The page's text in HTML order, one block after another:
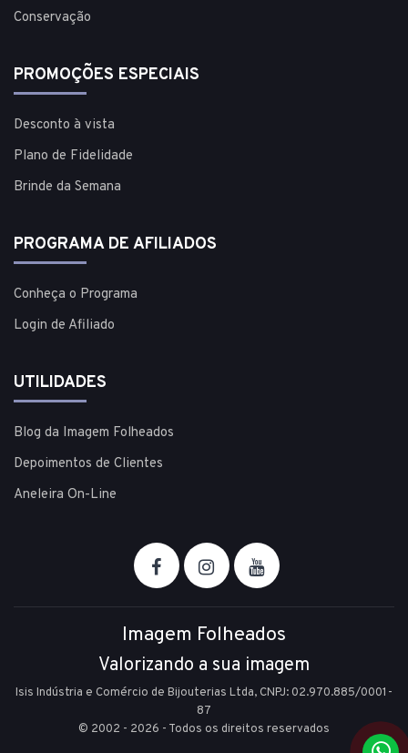
Conservação
PROMOÇÕES ESPECIAIS
Desconto à vista
Plano de Fidelidade
Brinde da Semana
PROGRAMA DE AFILIADOS
Conheça o Programa
Login de Afiliado
UTILIDADES
Blog da Imagem Folheados
Depoimentos de Clientes
Aneleira On-Line
Imagem Folheados
Valorizando a sua imagem
Isis Indústria e Comércio de Bijouterias Ltda, CNPJ: 02.970.885/0001-
87
© 2002 - 2026 - Todos os direitos reservados